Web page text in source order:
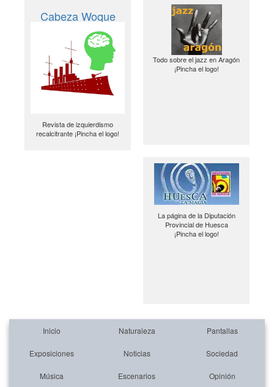
Cabeza Woque
Revista de izquierdismo
recalcitrante ¡Pincha el logo!
Todo sobre el jazz en Aragón
¡Pincha el logo!
La página de la Diputación
Provincial de Huesca
¡Pincha el logo!
Inicio Naturaleza Pantallas
Exposiciones Noticias Sociedad
Música Escenarios Opinión